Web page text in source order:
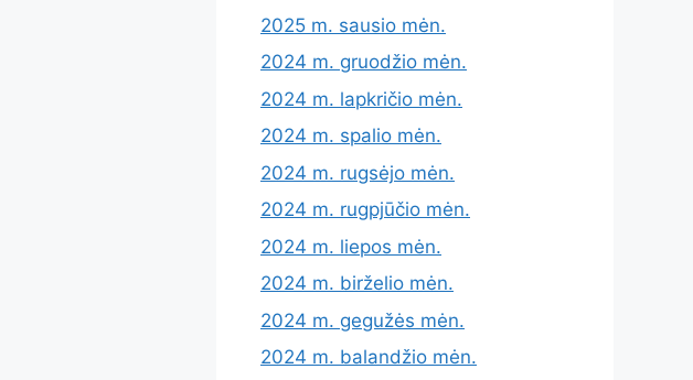
2025 m. sausio mėn.
2024 m. gruodžio mėn.
2024 m. lapkričio mėn.
2024 m. spalio mėn.
2024 m. rugsėjo mėn.
2024 m. rugpjūčio mėn.
2024 m. liepos mėn.
2024 m. birželio mėn.
2024 m. gegužės mėn.
2024 m. balandžio mėn.